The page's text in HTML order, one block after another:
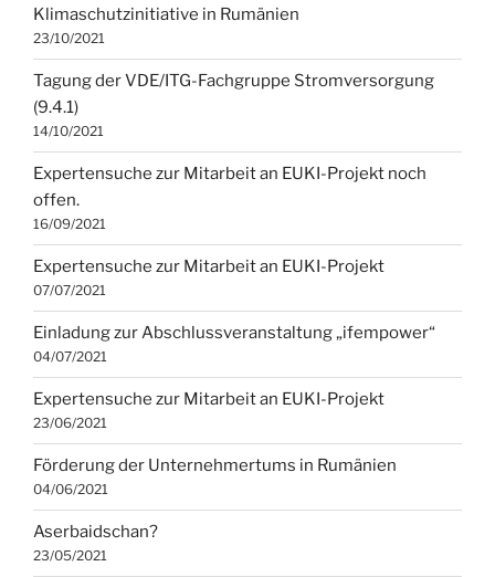
Klimaschutzinitiative in Rumänien
23/10/2021
Tagung der VDE/ITG-Fachgruppe Stromversorgung
(9.4.1)
14/10/2021
Expertensuche zur Mitarbeit an EUKI-Projekt noch
offen.
16/09/2021
Expertensuche zur Mitarbeit an EUKI-Projekt
07/07/2021
Einladung zur Abschlussveranstaltung „ifempower“
04/07/2021
Expertensuche zur Mitarbeit an EUKI-Projekt
23/06/2021
Förderung der Unternehmertums in Rumänien
04/06/2021
Aserbaidschan?
23/05/2021